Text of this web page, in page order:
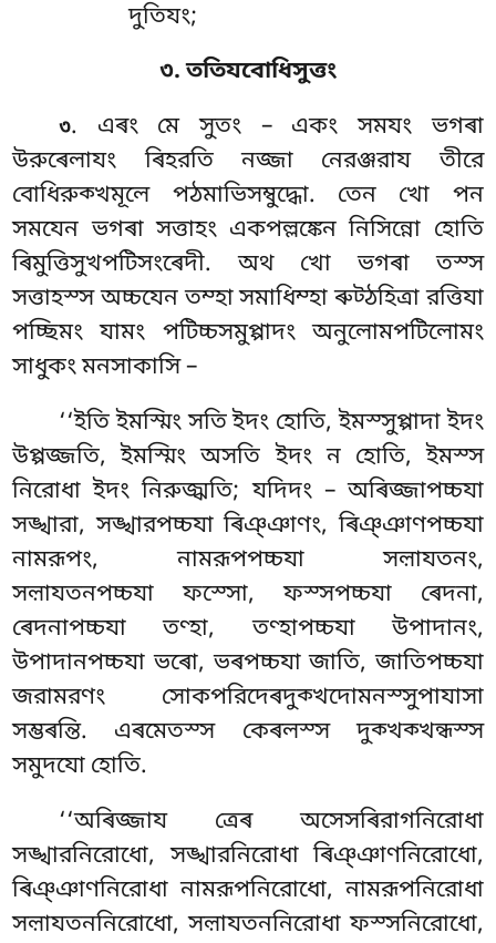
দুতিযং;
৩. ততিযবোধিসুত্তং
৩. এৰং মে সুতং – একং সমযং ভগৰা
উরুৰেলাযং ৰিহরতি নজ্জা নেরঞ্জরায তীরে
বোধিরুক্খমূলে পঠমাভিসম্বুদ্ধো. তেন খো পন
সমযেনভগৰা সত্তাহং একপল্লঙ্কেন নিসিন্নো হোতি
ৰিমুত্তিসুখপটিসংৰেদী. অথ খো ভগৰা তস্স
সত্তাহস্স অচ্চযেন তম্হা সমাধিম্হা ৰুট্ঠহিত্ৰা রত্তিযা
পচ্ছিমং যামং পটিচ্চসমুপ্পাদং অনুলোমপটিলোমং
সাধুকং মনসাকাসি –
‘‘ইতি ইমস্মিং সতি ইদং হোতি, ইমস্সুপ্পাদা ইদং
উপ্পজ্জতি, ইমস্মিং অসতি ইদং ন হোতি, ইমস্স
নিরোধা ইদং নিরুজ্ঝতি; যদিদং – অৰিজ্জাপচ্চযা
সঙ্খারা, সঙ্খারপচ্চযা ৰিঞ্ঞাণং, ৰিঞ্ঞাণপচ্চযা
নামরূপং, নামরূপপচ্চযা সল়াযতনং,
সল়াযতনপচ্চযা ফস্সো, ফস্সপচ্চযা ৰেদনা,
ৰেদনাপচ্চযা তণ্হা, তণ্হাপচ্চযা উপাদানং,
উপাদানপচ্চযা ভৰো, ভৰপচ্চযা জাতি, জাতিপচ্চযা
জরামরণং সোকপরিদেৰদুক্খদোমনস্সুপাযাসা
সম্ভৰন্তি. এৰমেতস্স কেৰলস্স দুক্খক্খন্ধস্স
সমুদযো হোতি.
‘‘অৰিজ্জায ত্ৰেৰ অসেসৰিরাগনিরোধা
সঙ্খারনিরোধো, সঙ্খারনিরোধা ৰিঞ্ঞাণনিরোধো,
ৰিঞ্ঞাণনিরোধা নামরূপনিরোধো, নামরূপনিরোধা
সল়াযতননিরোধো, সল়াযতননিরোধা ফস্সনিরোধো,